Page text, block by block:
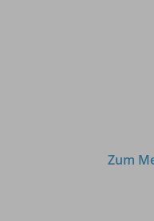
Zum